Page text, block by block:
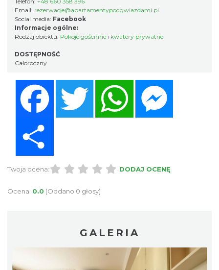
Email: rezerwacje@apartamentypodgwiazdami.pl
Social media: Facebook
Informacje ogólne:
Rodzaj obiektu: Pokoje gościnne i kwatery prywatne
DOSTĘPNOŚĆ
Całoroczny
Twitter
Twoja ocena: DODAJ OCENĘ
Ocena: 0.0 (Oddano 0 głosy)
GALERIA